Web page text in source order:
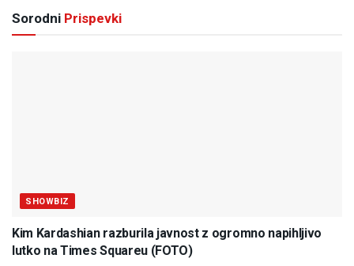
Sorodni Prispevki
SHOWBIZ
Kim Kardashian razburila javnost z ogromno napihljivo
lutko na Times Squareu (FOTO)